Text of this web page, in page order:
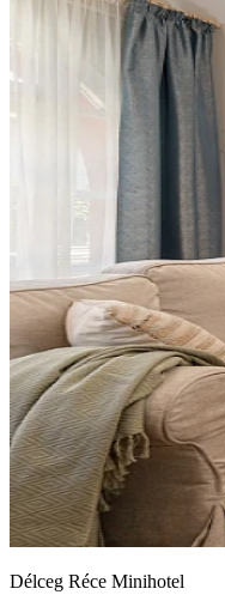
Délceg Réce Minihotel